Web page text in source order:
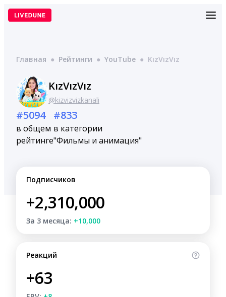
Перейти
Главная ● Рейтинги ● YouTube ● KızVızVız
KızVızVız
@kizvizvizkanali
#5094
в общем
рейтинге
#833
в категории
"Фильмы и анимация"
Подписчиков
+2,310,000
За 3 месяца: +10,000
Реакций
+63